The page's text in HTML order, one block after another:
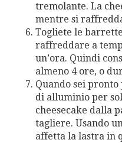
tremolante. La
mentre si
Togliete le
raffreddare a
un’ora. Quindi
almeno 4 ore, o
Quando sei
di alluminio per
cheesecake dalla
tagliere. Usando
affetta la lastra in